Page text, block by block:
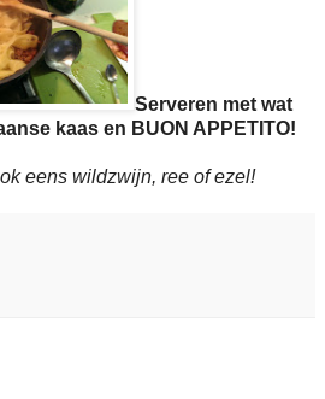
Serveren met wat
kaas en BUON APPETITO!
eens wildzwijn, ree of ezel!